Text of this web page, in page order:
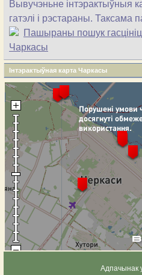
Вывучэньне інтэрактыўныя
гатэлі і рэстараны. Таксама
Пашыраны пошук гасцініц
Чаркасы
Інтэрактыўная карта Чаркасы
Адпачынак